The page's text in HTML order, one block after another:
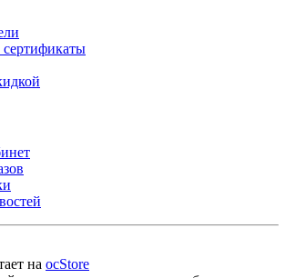
на ocStore